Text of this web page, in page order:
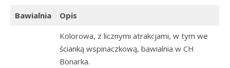
Bawialnia Opis
Kolorowa, z licznymi atrakcjami, w tym we
ścianką wspinaczkową, bawialnia w CH
Bonarka.